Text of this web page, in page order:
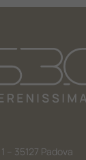
– 35127 Padova